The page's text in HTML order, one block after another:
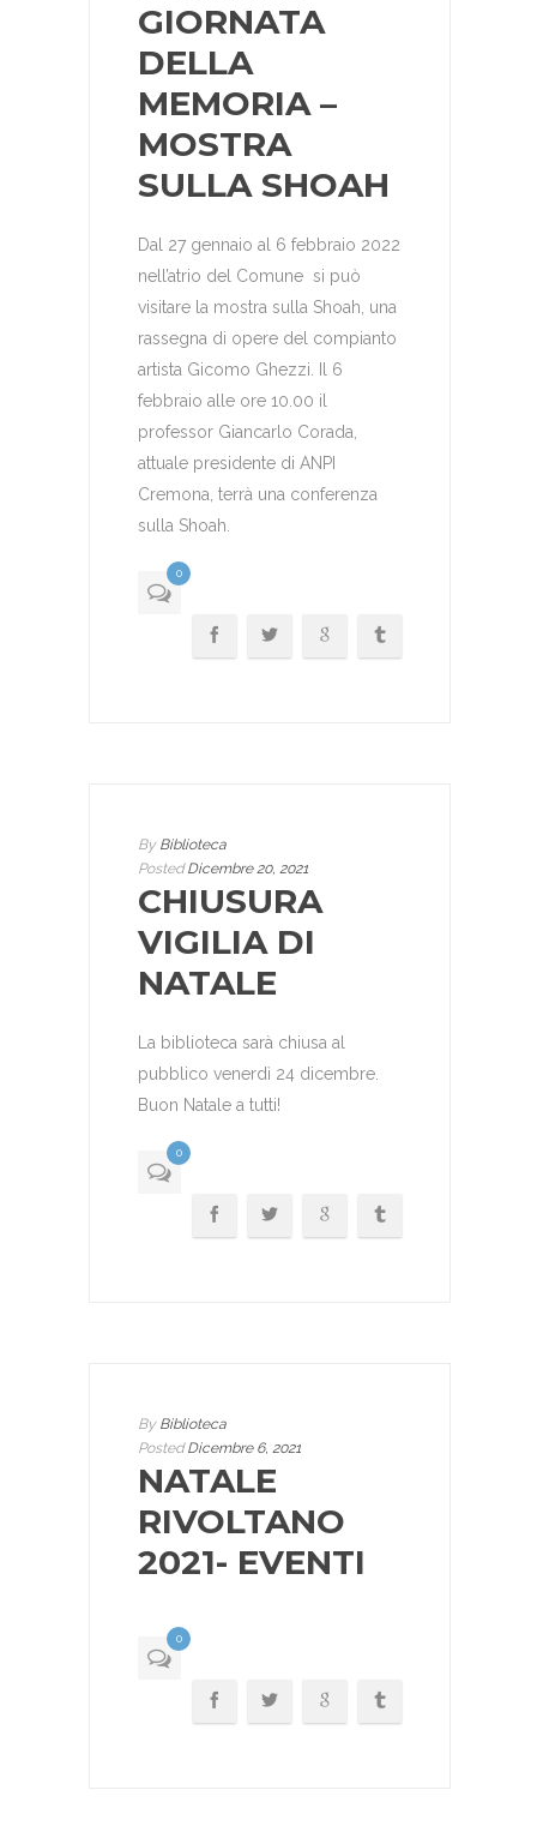
GIORNATA
DELLA
MEMORIA –
MOSTRA
SULLA SHOAH
Dal 27 gennaio al 6 febbraio 2022
nell’atrio del Comune si può
visitare la mostra sulla Shoah, una
rassegna di opere del compianto
artista Gicomo Ghezzi. Il 6
febbraio alle ore 10.00 il
professor Giancarlo Corada,
attuale presidente di ANPI
Cremona, terrà una conferenza
sulla Shoah.
0
ByBiblioteca
PostedDicembre 20, 2021
CHIUSURA
VIGILIA DI
NATALE
La biblioteca sarà chiusa al
pubblico venerdì 24 dicembre.
Buon Natale a tutti!
0
ByBiblioteca
PostedDicembre 6, 2021
NATALE
RIVOLTANO
2021- EVENTI
0